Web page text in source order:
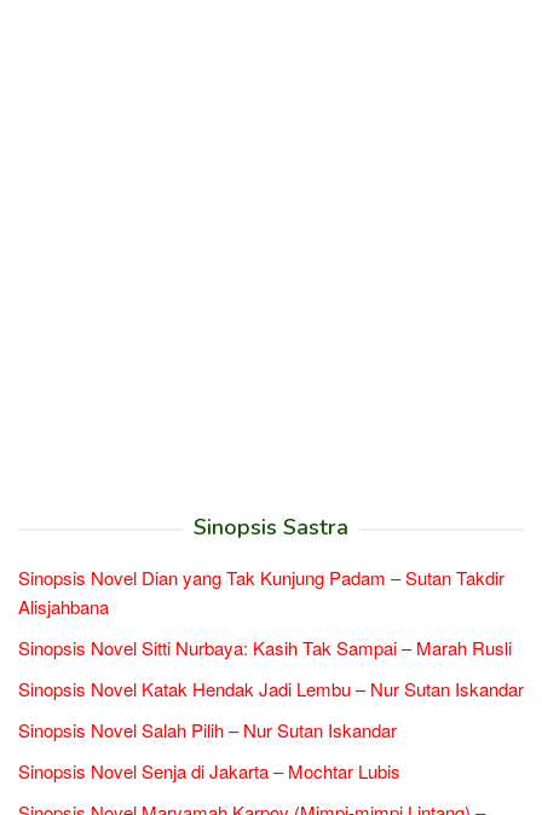
Sinopsis Sastra
Sinopsis Novel Dian yang Tak Kunjung Padam – Sutan Takdir
Alisjahbana
Sinopsis Novel Sitti Nurbaya: Kasih Tak Sampai – Marah Rusli
Sinopsis Novel Katak Hendak Jadi Lembu – Nur Sutan Iskandar
Sinopsis Novel Salah Pilih – Nur Sutan Iskandar
Sinopsis Novel Senja di Jakarta – Mochtar Lubis